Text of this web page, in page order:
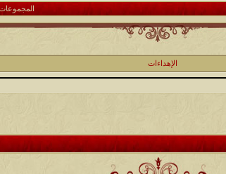
الإهداءات